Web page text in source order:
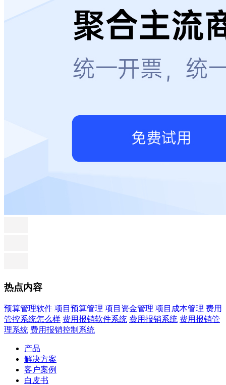
热点内容
预算管理软件 项目预算管理 项目资金管理 项目成本管理 费用
管控系统怎么样 费用报销软件系统 费用报销系统 费用报销管
理系统 费用报销控制系统
产品
解决方案
客户案例
白皮书